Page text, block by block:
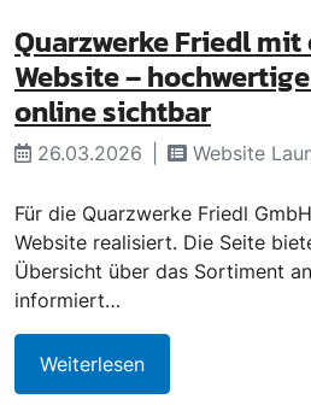
Quarzwerke Friedl
Website –
online sichtbar
26.03.2026 Website
Für die Quarzwerke Friedl
Website realisiert. Die Seite
Übersicht über das Sortiment
informiert…
Weiterlesen